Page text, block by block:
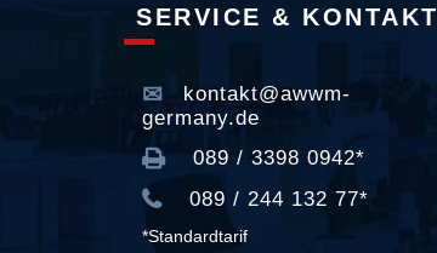
SERVICE & KONTAKT
kontakt@awwm-
germany.de
089 / 3398 0942*
089 / 244 132 77*
*Standardtarif